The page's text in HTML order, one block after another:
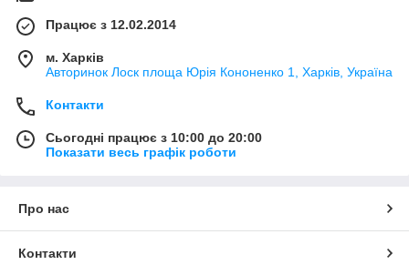
Працює з 12.02.2014
м. Харків
Авторинок Лоск площа Юрія Кононенко 1, Харків, Україна
Контакти
Сьогодні працює з 10:00 до 20:00
Показати весь графік роботи
Про нас
Контакти